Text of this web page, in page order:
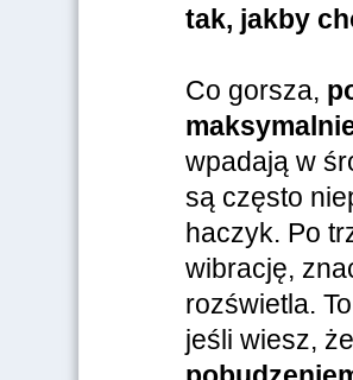
tak, jakby
Co gorsza,
wpadają w
są często
haczyk. Po
wibrację,
rozświetla.
jeśli wiesz,